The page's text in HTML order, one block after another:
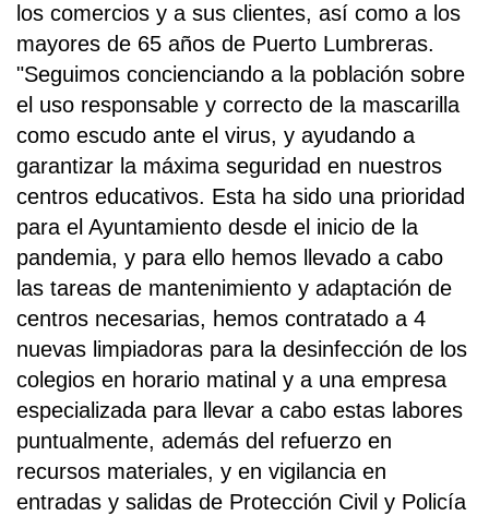
los comercios y a sus clientes, así como a los
mayores de 65 años de Puerto Lumbreras.
"Seguimos concienciando a la población sobre
el uso responsable y correcto de la mascarilla
como escudo ante el virus, y ayudando a
garantizar la máxima seguridad en nuestros
centros educativos. Esta ha sido una prioridad
para el Ayuntamiento desde el inicio de la
pandemia, y para ello hemos llevado a cabo
las tareas de mantenimiento y adaptación de
centros necesarias, hemos contratado a 4
nuevas limpiadoras para la desinfección de los
colegios en horario matinal y a una empresa
especializada para llevar a cabo estas labores
puntualmente, además del refuerzo en
recursos materiales, y en vigilancia en
entradas y salidas de Protección Civil y Policía